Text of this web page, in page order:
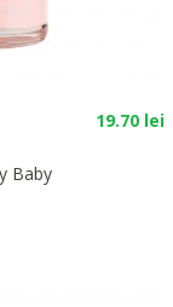
19.70 lei
Baby